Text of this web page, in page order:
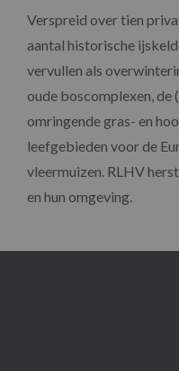
Verspreid over tien
aantal historische
vervullen als
oude boscomplexen, de
omringende gras- en
leefgebieden voor de
vleermuizen. RLHV
en hun omgeving.